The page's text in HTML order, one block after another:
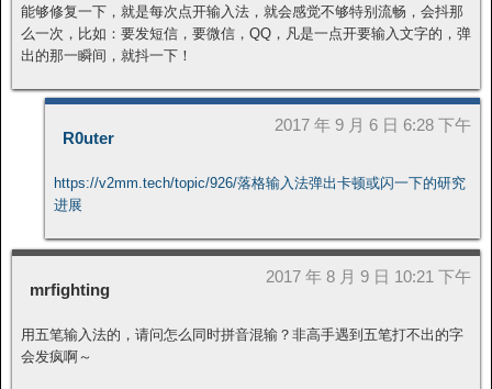
能够修复一下，就是每次点开输入法，就会感觉不够特别流畅，会抖那
么一次，比如：要发短信，要微信，QQ，凡是一点开要输入文字的，弹
出的那一瞬间，就抖一下！
R0uter
2017 年 9 月 6 日 6:28 下午
https://v2mm.tech/topic/926/落格输入法弹出卡顿或闪一下的研究
进展
mrfighting
2017 年 8 月 9 日 10:21 下午
用五笔输入法的，请问怎么同时拼音混输？非高手遇到五笔打不出的字
会发疯啊～